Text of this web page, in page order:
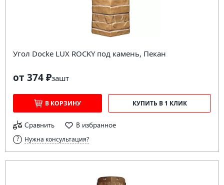
Угол Docke LUX ROCKY под камень, Пекан
от 374 ₽зашт
В КОРЗИНУ КУПИТЬ В 1 КЛИК
Сравнить В избранное
Нужна консультация?